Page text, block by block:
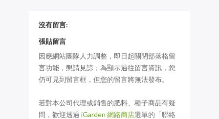
沒有留言:
張貼留言
因應網站團隊人力調整，即日起關閉部落格留
言功能，懇請見諒；為顯示過往留言資訊，您
仍可見到留言框，但您的留言將無法發布。
若對本公司代理或銷售的肥料、種子商品有疑
問，歡迎透過 iGarden 網路商店選單的「聯絡